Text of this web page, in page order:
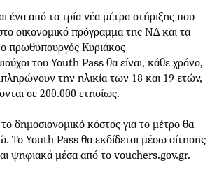
ένα από τα τρία νέα μέτρα στήριξης που
οικονομικό πρόγραμμα της ΝΔ και τα
ο πρωθυπουργός Κυριάκος
του Youth Pass θα είναι, κάθε χρόνο,
την ηλικία των 18 και 19 ετών,
σε 200.000 ετησίως.
το δημοσιονομικό κόστος για το μέτρο θα
Το Youth Pass θα εκδίδεται μέσω αίτησης
ψηφιακά μέσα από το vouchers.gov.gr.